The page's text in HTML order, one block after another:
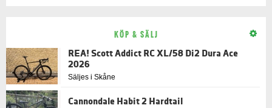
KÖP & SÄLJ
REA! Scott Addict RC XL/58 Di2 Dura Ace
2026
Säljes i Skåne
Cannondale Habit 2 Hardtail